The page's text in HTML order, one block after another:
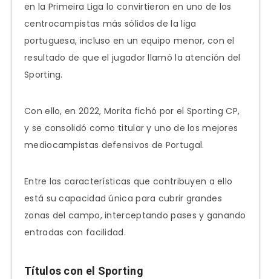
en la Primeira Liga lo convirtieron en uno de los
centrocampistas más sólidos de la liga
portuguesa, incluso en un equipo menor, con el
resultado de que el jugador llamó la atención del
Sporting.
Con ello, en 2022, Morita fichó por el Sporting CP,
y se consolidó como titular y uno de los mejores
mediocampistas defensivos de Portugal.
Entre las características que contribuyen a ello
está su capacidad única para cubrir grandes
zonas del campo, interceptando pases y ganando
entradas con facilidad.
Títulos con el Sporting